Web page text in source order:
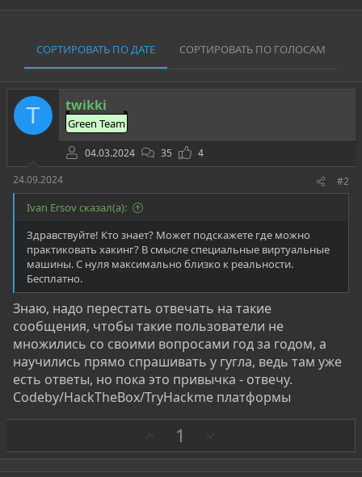
СОРТИРОВАТЬ ПО ДАТЕ СОРТИРОВАТЬ ПО ГОЛОСАМ
T twikki
Green Team
04.03.2024 35
4
24.09.2024
#2
Ivan Ersov сказал(а):
Здравствуйте! Кто знает? Может подскажете где можно
практиковать хакинг? В смысле специальные виртуальные
машины. С нуля максимально близко к реальности.
Бесплатно.
Знаю, надо перестать отвечать на такие
сообщения, чтобы такие пользователи не
множились со своими вопросами год за годом, а
научились прямо спрашивать у гугла, ведь там уже
есть ответы, но пока это привычка - отвечу.
Codeby/HackTheBox/TryHackme платформы
а
1
р
о